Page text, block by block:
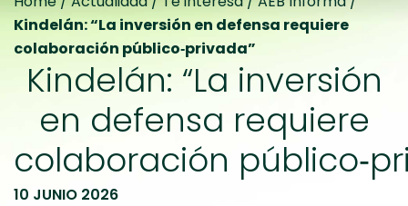
Kindelán: “La inversión en defensa requiere
colaboración público‑privada”
Kindelán: “La inversión
en defensa requiere
colaboración
10 JUNIO 2026